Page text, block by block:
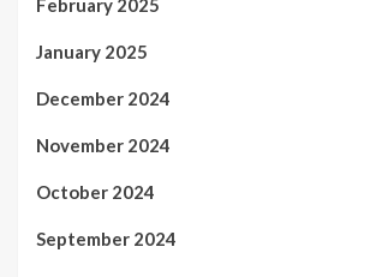
February 2025
January 2025
December 2024
November 2024
October 2024
September 2024